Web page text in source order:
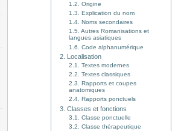
1.2. Origine
1.3. Explication du nom
1.4. Noms secondaires
1.5. Autres Romanisations et
langues asiatiques
1.6. Code alphanumérique
2. Localisation
2.1. Textes modernes
2.2. Textes classiques
2.3. Rapports et coupes
anatomiques
2.4. Rapports ponctuels
3. Classes et fonctions
3.1. Classe ponctuelle
3.2. Classe thérapeutique